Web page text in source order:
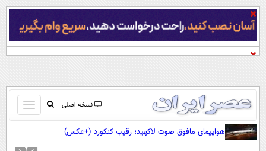
نسخه اصلی
باز
و
صفحه اول
هواپیمای مافوق صوت لاکهید؛ رقیب کنکورد (+عکس)